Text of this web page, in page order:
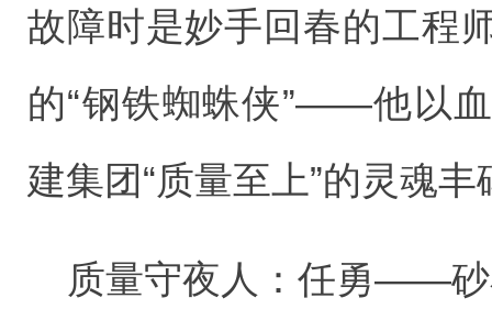
故障时是妙手回春的工程
的“钢铁蜘蛛侠”——他以
建集团“质量至上”的灵魂丰
质量守夜人：任勇——